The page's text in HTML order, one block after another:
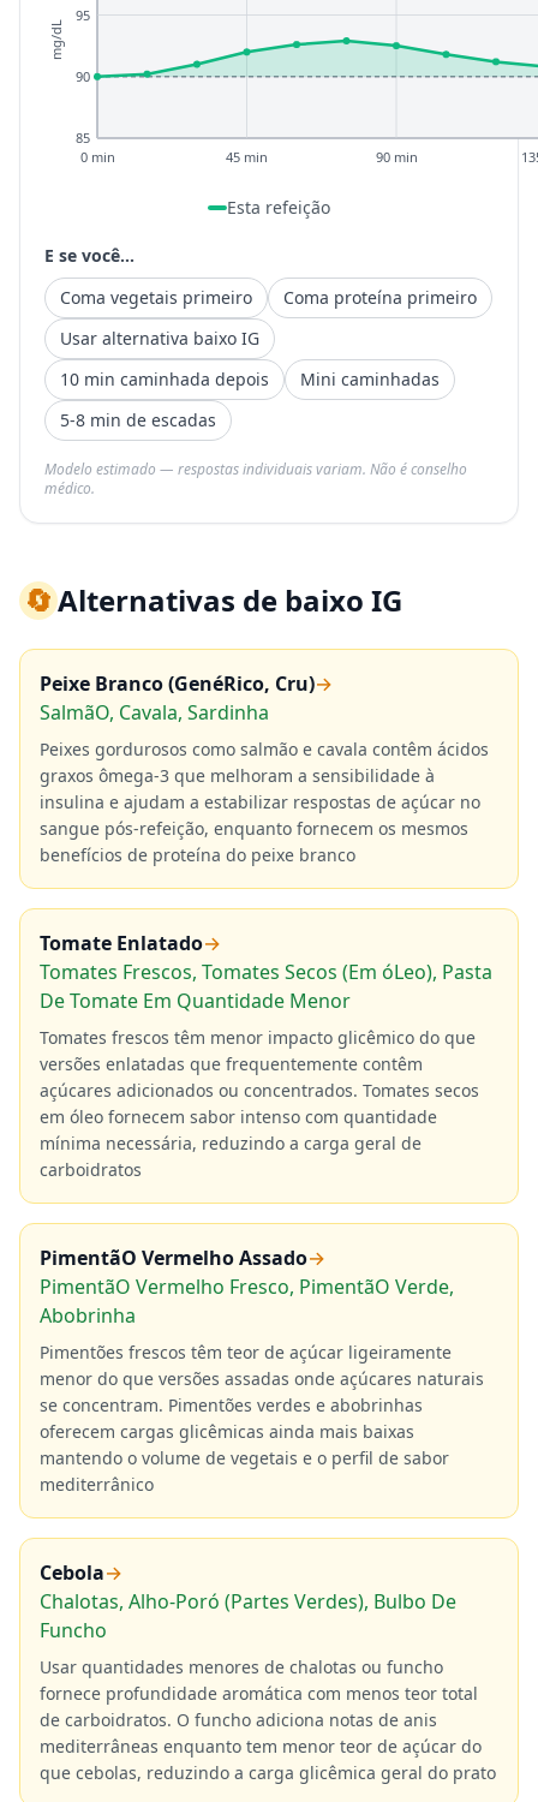
85
90
95
0 min 45 min 90 min
mg/dL
Esta refeição
E se você...
Coma vegetais primeiro
Coma proteína primeiro
Usar alternativa baixo IG
10 min caminhada depois
Mini caminhadas
5-8 min de escadas
Modelo estimado — respostas individuais variam. Não é conselho
médico.
🔄Alternativas de baixo IG
Peixe Branco (GenéRico, Cru)→
SalmãO, Cavala, Sardinha
Peixes gordurosos como salmão e cavala contêm ácidos
graxos ômega-3 que melhoram a sensibilidade à
insulina e ajudam a estabilizar respostas de açúcar no
sangue pós-refeição, enquanto fornecem os mesmos
benefícios de proteína do peixe branco
Tomate Enlatado→
Tomates Frescos, Tomates Secos (Em óLeo), Pasta
De Tomate Em Quantidade Menor
Tomates frescos têm menor impacto glicêmico do que
versões enlatadas que frequentemente contêm
açúcares adicionados ou concentrados. Tomates secos
em óleo fornecem sabor intenso com quantidade
mínima necessária, reduzindo a carga geral de
carboidratos
PimentãO Vermelho Assado→
PimentãO Vermelho Fresco, PimentãO Verde,
Abobrinha
Pimentões frescos têm teor de açúcar ligeiramente
menor do que versões assadas onde açúcares naturais
se concentram. Pimentões verdes e abobrinhas
oferecem cargas glicêmicas ainda mais baixas
mantendo o volume de vegetais e o perfil de sabor
mediterrânico
Cebola→
Chalotas, Alho-Poró (Partes Verdes), Bulbo De
Funcho
Usar quantidades menores de chalotas ou funcho
fornece profundidade aromática com menos teor total
de carboidratos. O funcho adiciona notas de anis
mediterrâneas enquanto tem menor teor de açúcar do
que cebolas, reduzindo a carga glicêmica geral do prato